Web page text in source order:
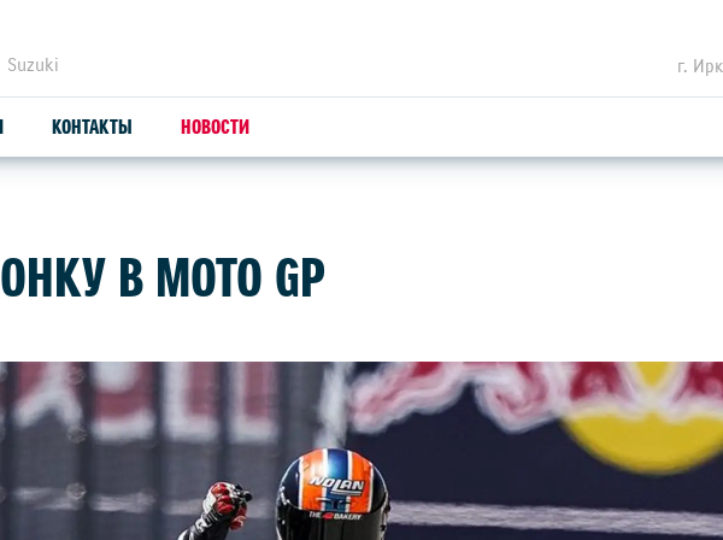
г.
ЗАПЧАСТИ И АКСЕССУАРЫ
ПРОДУКЦИЯ SUZUTEC
КУЗОВНЫЕ ЗАПЧАСТИ И РЕМОНТ
УЗНАТЬ СТОИМОСТЬ ДЕТАЛИ
SUZUKI ПРИВИЛЕГИЯ 3+
КОНТАКТЫ НОВОСТИ
В MOTO GP